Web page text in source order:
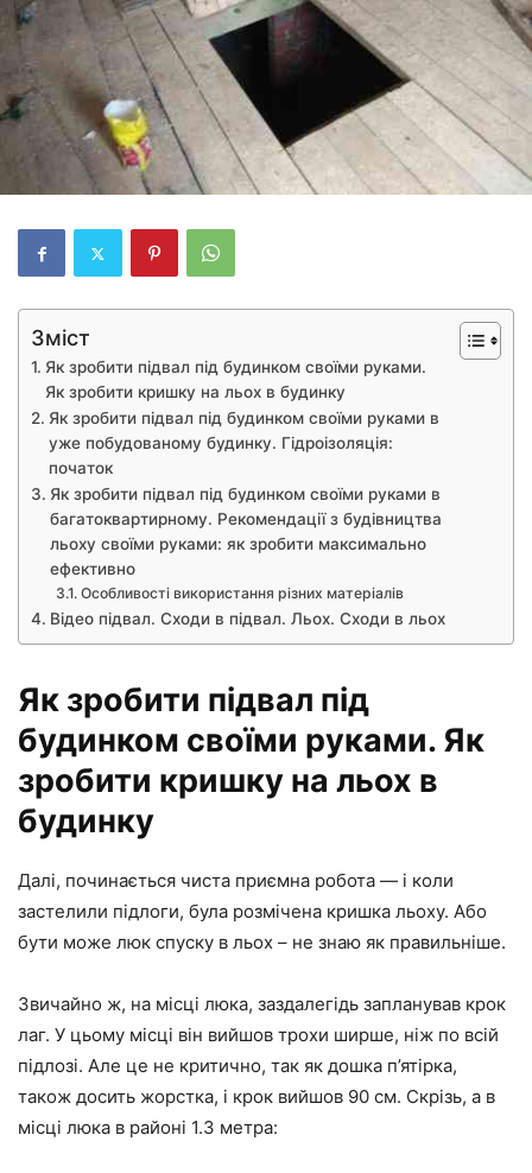
Зміст
Як зробити підвал під будинком своїми руками.
Як зробити кришку на льох в будинку
Як зробити підвал під будинком своїми руками в
уже побудованому будинку. Гідроізоляція:
початок
Як зробити підвал під будинком своїми руками в
багатоквартирному. Рекомендації з будівництва
льоху своїми руками: як зробити максимально
ефективно
Особливості використання різних матеріалів
Відео підвал. Сходи в підвал. Льох. Сходи в льох
Як зробити підвал під
будинком своїми руками. Як
зробити кришку на льох в
будинку
Далі, починається чиста приємна робота — і коли
застелили підлоги, була розмічена кришка льоху. Або
бути може люк спуску в льох – не знаю як правильніше.
Звичайно ж, на місці люка, заздалегідь запланував крок
лаг. У цьому місці він вийшов трохи ширше, ніж по всій
підлозі. Але це не критично, так як дошка п’ятірка,
також досить жорстка, і крок вийшов 90 см. Скрізь, а в
місці люка в районі 1.3 метра: